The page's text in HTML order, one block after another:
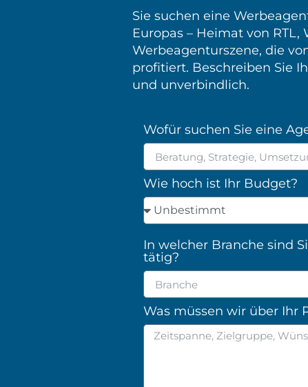
Sie suchen eine
Europas – Heimat von
Werbeagenturszene, die
profitiert. Beschreiben Sie
und unverbindlich.
Wofür suchen Sie eine
Wie hoch ist Ihr Budget?
In welcher Branche sind
tätig?
Was müssen wir über Ihr